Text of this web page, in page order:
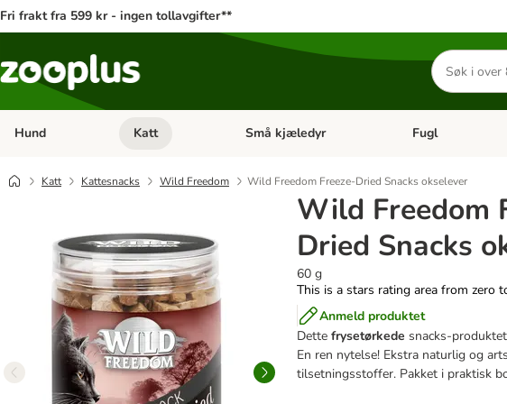
Fri frakt fra 599 kr - ingen tollavgifter**
Søk
etter
produkter
Hund Åpne kategorimeny: Hund
Katt Åpne kategorimeny: Katt
Små kjæledyr Åpne
Fugl
Katt Kattesnacks Wild Freedom Wild Freedom Freeze-Dried Snacks okselever
Wild Freedom
Dried Snacks
60 g
This is a stars rating area from zero
Anmeld produktet
Dettefrysetørkede snacks-
En ren nytelse! Ekstra naturlig og
tilsetningsstoffer. Pakket i praktisk